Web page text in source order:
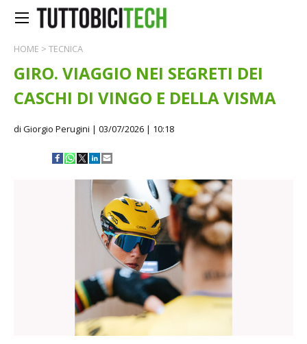
HOME > TECNICA
GIRO. VIAGGIO NEI SEGRETI DEI
CASCHI DI VINGO E DELLA VISMA
di Giorgio Perugini | 03/07/2026 | 10:18